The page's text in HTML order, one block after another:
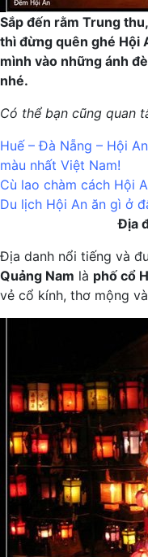
Sắp đến rằm Trung
thì đừng quên ghé Hội
mình vào những ánh
nhé.
Có thể bạn cũng quan
Huế – Đà Nẵng – Hội
màu nhất Việt Nam!
Cù lao chàm cách Hội
Du lịch Hội An ăn gì ở
Địa
Địa danh nổi tiếng và
Quảng Nam là phố cổ
vẻ cổ kính, thơ mộng